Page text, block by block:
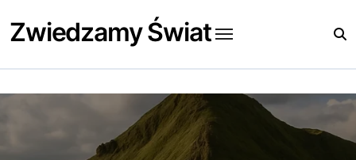
to
content
Zwiedzamy Świat